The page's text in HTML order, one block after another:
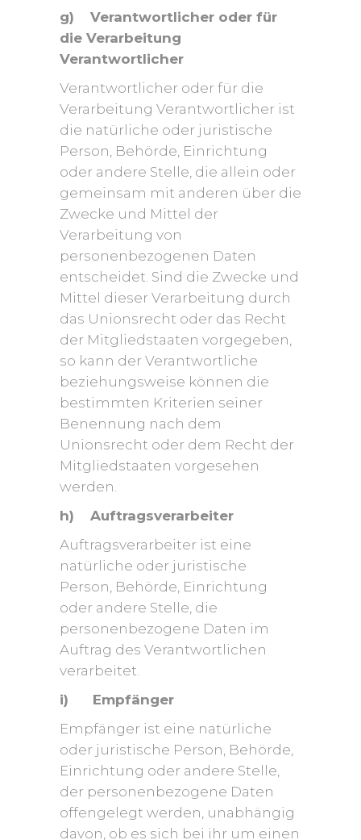
g) Verantwortlicher oder für
die Verarbeitung
Verantwortlicher
Verantwortlicher oder für die
Verarbeitung Verantwortlicher ist
die natürliche oder juristische
Person, Behörde, Einrichtung
oder andere Stelle, die allein oder
gemeinsam mit anderen über die
Zwecke und Mittel der
Verarbeitung von
personenbezogenen Daten
entscheidet. Sind die Zwecke und
Mittel dieser Verarbeitung durch
das Unionsrecht oder das Recht
der Mitgliedstaaten vorgegeben,
so kann der Verantwortliche
beziehungsweise können die
bestimmten Kriterien seiner
Benennung nach dem
Unionsrecht oder dem Recht der
Mitgliedstaaten vorgesehen
werden.
h) Auftragsverarbeiter
Auftragsverarbeiter ist eine
natürliche oder juristische
Person, Behörde, Einrichtung
oder andere Stelle, die
personenbezogene Daten im
Auftrag des Verantwortlichen
verarbeitet.
i) Empfänger
Empfänger ist eine natürliche
oder juristische Person, Behörde,
Einrichtung oder andere Stelle,
der personenbezogene Daten
offengelegt werden, unabhängig
davon, ob es sich bei ihr um einen